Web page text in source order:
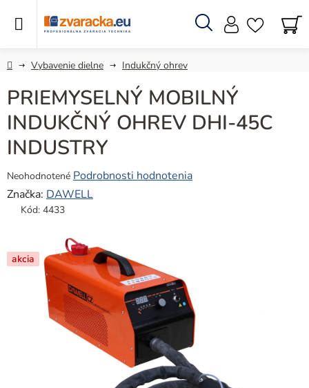
Hľadať
DomovVybavenie dielne Indukčný ohrev
PRIEMYSELNÝ MOBILNÝ
INDUKČNÝ OHREV DHI-45C
INDUSTRY
Priemerné
hodnotenie
produktu
z
5
hviezdičiek.
Neohodnotené Podrobnosti hodnotenia
Značka: DAWELL
Kód: 4433
akcia